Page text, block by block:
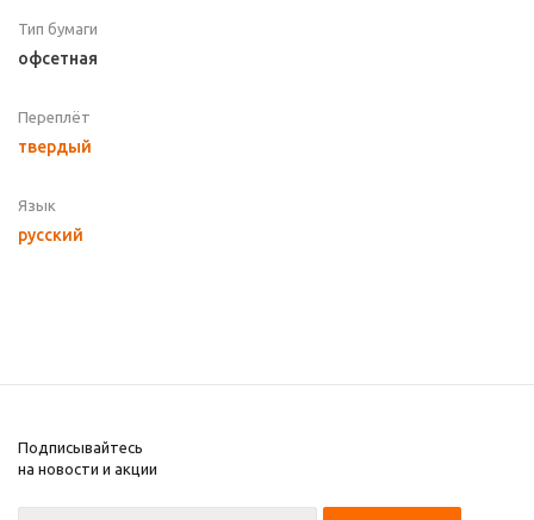
Тип бумаги
офсетная
Переплёт
твердый
Язык
русский
Подписывайтесь
на новости и акции